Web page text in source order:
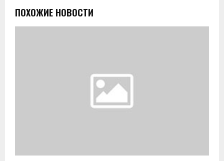
ПОХОЖИЕ НОВОСТИ